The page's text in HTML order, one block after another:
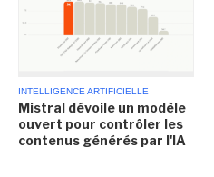
INTELLIGENCE ARTIFICIELLE
Mistral dévoile un modèle
ouvert pour contrôler les
contenus générés par l'IA